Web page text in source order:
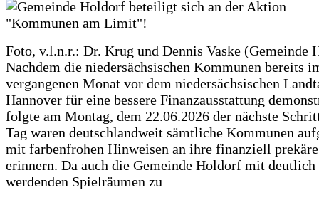
Foto, v.l.n.r.: Dr. Krug und Dennis Vaske (Gemeinde
Nachdem die niedersächsischen Kommunen bereits
vergangenen Monat vor dem niedersächsischen
Hannover für eine bessere Finanzausstattung
folgte am Montag, dem 22.06.2026 der nächste
Tag waren deutschlandweit sämtliche Kommunen
mit farbenfrohen Hinweisen an ihre finanziell
erinnern. Da auch die Gemeinde Holdorf mit deutlich
werdenden Spielräumen zu